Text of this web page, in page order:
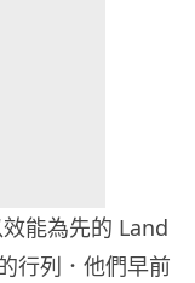
能為先的 Land
行列．他們早前